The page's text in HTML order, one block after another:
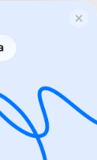
за условия
имеющейся